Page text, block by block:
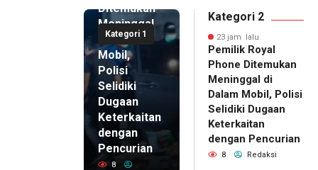
Kategori 1
Ditemukan
Meninggal
di Dalam
Mobil,
Polisi
Selidiki
Dugaan
Keterkaitan
dengan
Pencurian
8
Kategori 2
23 jam lalu
Pemilik Royal
Phone Ditemukan
Meninggal di
Dalam Mobil, Polisi
Selidiki Dugaan
Keterkaitan
dengan Pencurian
8 Redaksi